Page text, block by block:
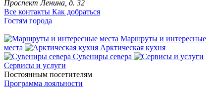
Проспект Ленина, д. 32
Все контакты Как добраться
Гостям города
Маршруты и интересные
места
Арктическая кухня
Сувениры севера
Сервисы и услуги
Постоянным посетителям
Программа лояльности